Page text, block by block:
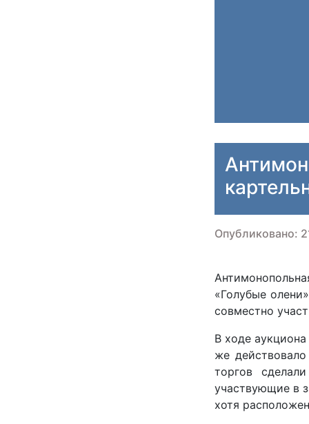
Опубликовано:
«Голубые
совместно
В ходе
же
торгов
участвующие в
хотя